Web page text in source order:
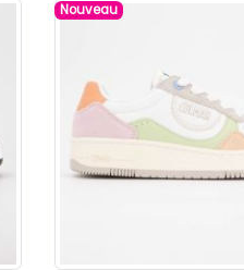
Nouveau